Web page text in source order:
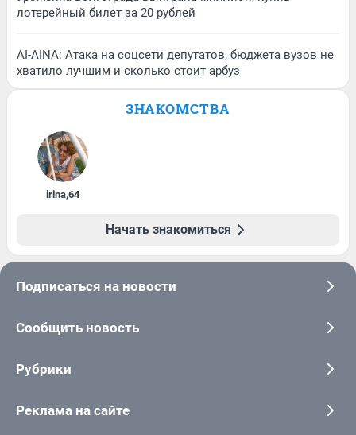
лотерейный билет за 20 рублей
AI-AINA: Атака на соцсети депутатов, бюджета вузов не
хватило лучшим и сколько стоит арбуз
ЗНАКОМСТВА
irina,64
Начать знакомиться
Подписаться на новости
Сообщить новость
Рубрики
Реклама на сайте